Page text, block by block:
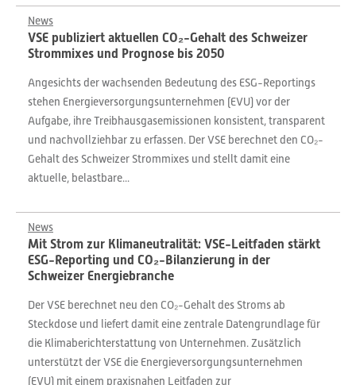
News
VSE publiziert aktuellen CO₂-Gehalt des Schweizer
Strommixes und Prognose bis 2050
Angesichts der wachsenden Bedeutung des ESG-Reportings
stehen Energieversorgungsunternehmen (EVU) vor der
Aufgabe, ihre Treibhausgasemissionen konsistent, transparent
und nachvollziehbar zu erfassen. Der VSE berechnet den CO₂-
Gehalt des Schweizer Strommixes und stellt damit eine
aktuelle, belastbare...
News
Mit Strom zur Klimaneutralität: VSE-Leitfaden stärkt
ESG-Reporting und CO₂-Bilanzierung in der
Schweizer Energiebranche
Der VSE berechnet neu den CO₂-Gehalt des Stroms ab
Steckdose und liefert damit eine zentrale Datengrundlage für
die Klimaberichterstattung von Unternehmen. Zusätzlich
unterstützt der VSE die Energieversorgungsunternehmen
(EVU) mit einem praxisnahen Leitfaden zur